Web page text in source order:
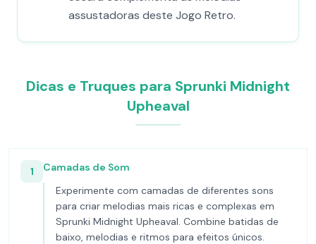
assustadoras deste Jogo Retro.
Dicas e Truques para Sprunki Midnight
Upheaval
1
Camadas de Som
Experimente com camadas de diferentes sons
para criar melodias mais ricas e complexas em
Sprunki Midnight Upheaval. Combine batidas de
baixo, melodias e ritmos para efeitos únicos.